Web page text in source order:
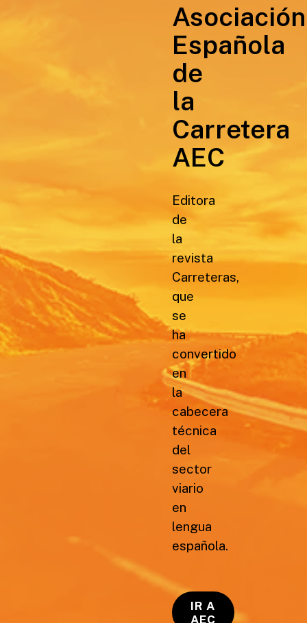
Asociación
Española
de
la
Carretera
AEC
Editora
de
la
revista
Carreteras,
que
se
ha
convertido
en
la
cabecera
técnica
del
sector
viario
en
lengua
española.
IR A
AEC